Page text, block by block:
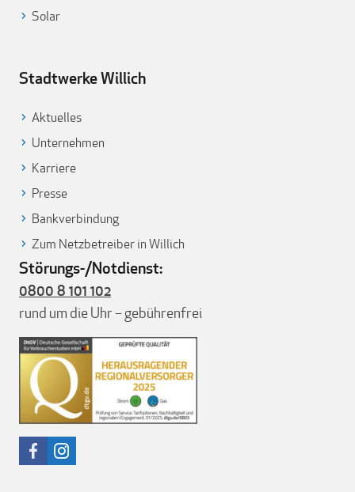
Solar
Stadtwerke Willich
Aktuelles
Unternehmen
Karriere
Presse
Bankverbindung
Zum Netzbetreiber in Willich
Störungs-/Notdienst:
0800 8 101 102
rund um die Uhr – gebührenfrei